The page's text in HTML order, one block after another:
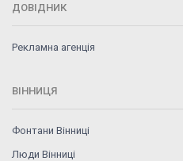
ДОВІДНИК
Рекламна агенція
ВІННИЦЯ
Фонтани Вінниці
Люди Вінниці